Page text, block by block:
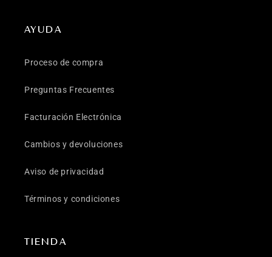
AYUDA
Proceso de compra
Preguntas Frecuentes
Facturación Electrónica
Cambios y devoluciones
Aviso de privacidad
Términos y condiciones
TIENDA